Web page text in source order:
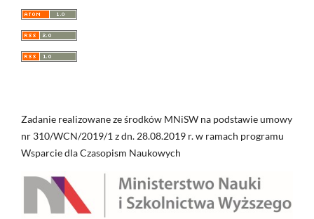
Zadanie realizowane ze środków MNiSW na podstawie umowy
nr 310/WCN/2019/1 z dn. 28.08.2019 r. w ramach programu
Wsparcie dla Czasopism Naukowych